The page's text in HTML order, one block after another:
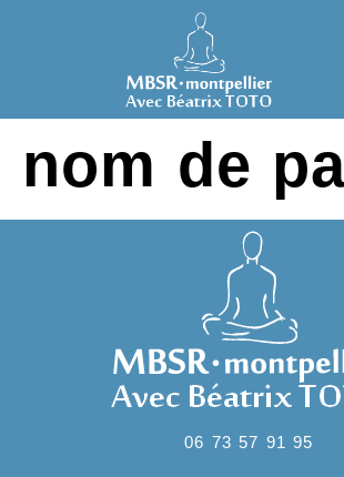
nom de
06 73 57 91 95